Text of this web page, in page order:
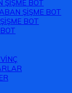
ŞİŞME BOT
ŞİŞME BOT
BOT